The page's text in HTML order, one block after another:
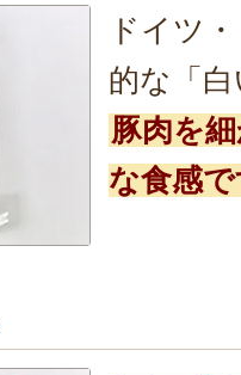
ドイツ
的な「
豚肉を
な食感